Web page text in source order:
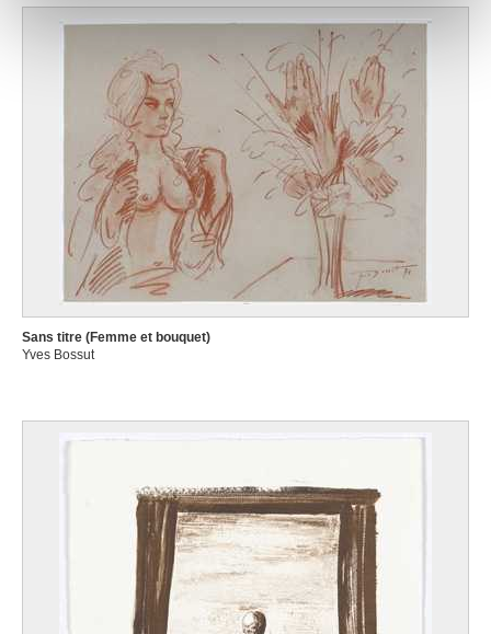
publicité et d'analyse, qui peuvent combiner celles-ci
avec d'autres informations que vous leur avez fournies
ou qu'ils ont collectées lors de votre utilisation de leurs
Sans titre (Femme et bouquet)
Yves Bossut